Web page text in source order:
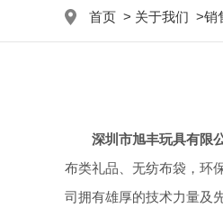
首页 > 关于我们 >销
深圳市旭丰玩具有限
布类礼品、无纺布袋，环
司拥有雄厚的技术力量及